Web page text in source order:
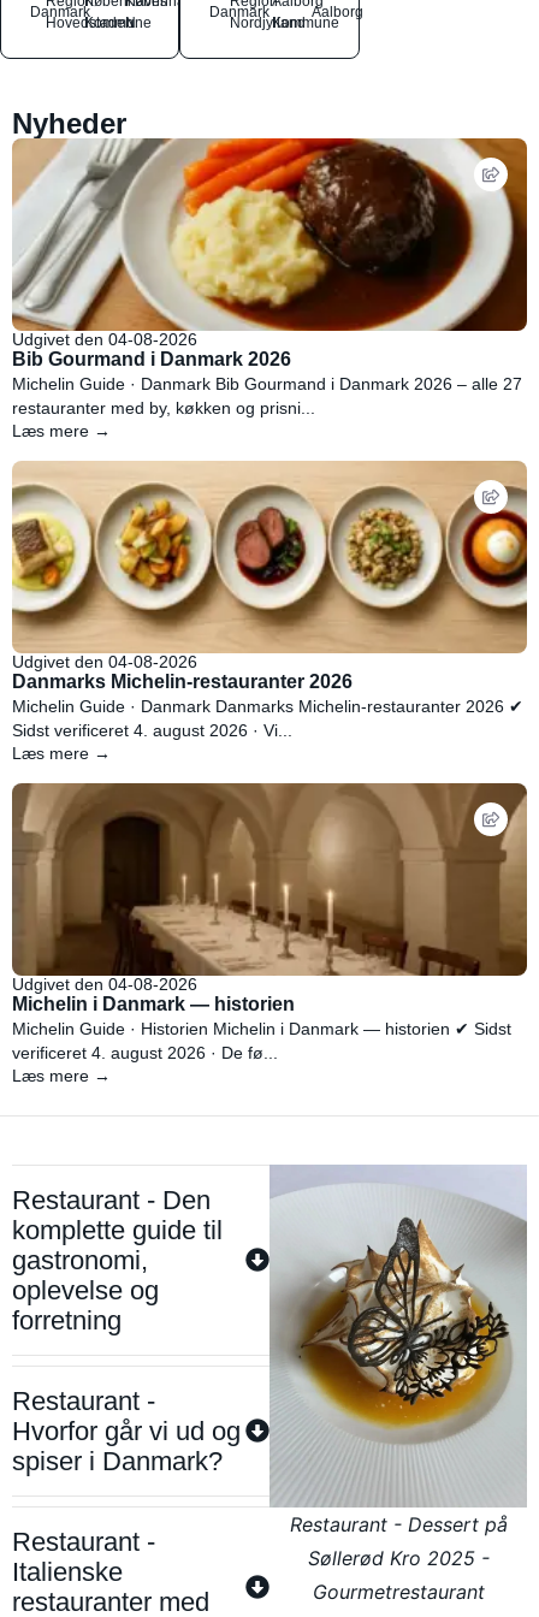
Danmark
Hovedstaden
Kommune
N
Danmark
NordjyllandKommune
Aalborg
Nyheder
Udgivet den 04-08-2026
Bib Gourmand i Danmark 2026
Michelin Guide · Danmark Bib Gourmand i Danmark 2026 – alle 27
restauranter med by, køkken og prisni...
Læs mere →
Udgivet den 04-08-2026
Danmarks Michelin-restauranter 2026
Michelin Guide · Danmark Danmarks Michelin-restauranter 2026 ✔
Sidst verificeret 4. august 2026 · Vi...
Læs mere →
Udgivet den 04-08-2026
Michelin i Danmark — historien
Michelin Guide · Historien Michelin i Danmark — historien ✔ Sidst
verificeret 4. august 2026 · De fø...
Læs mere →
Restaurant - Den
komplette guide til
gastronomi,
oplevelse og
forretning
Restaurant -
Hvorfor går vi ud og
spiser i Danmark?
Restaurant -
Italienske
restauranter med
Restaurant - Dessert på
Søllerød Kro 2025 -
Gourmetrestaurant